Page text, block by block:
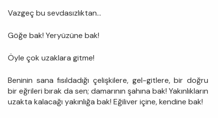
Vazgeç bu sevdasızlıktan...
Göğe bak! Yeryüzüne bak!
Öyle çok uzaklara gitme!
Beninin sana fısıldadığı çelişkilere, gel-gitlere, bir doğru
bir eğrileri bırak da sen; damarının şahına bak! Yakınlıkların
uzakta kalacağı yakınlığa bak! Eğiliver içine, kendine bak!